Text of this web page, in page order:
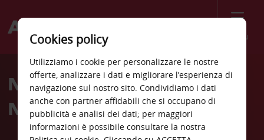
Menù
Welcome
AvisNoleggio auto Giardini Di
Naxos
Cookies policy
Utilizziamo i cookie per personalizzare le nostre
offerte, analizzare i dati e migliorare l’esperienza di
navigazione sul nostro sito. Condividiamo i dati
anche con partner affidabili che si occupano di
pubblicità e analisi dei dati; per maggiori
informazioni è possibile consultare la nostra